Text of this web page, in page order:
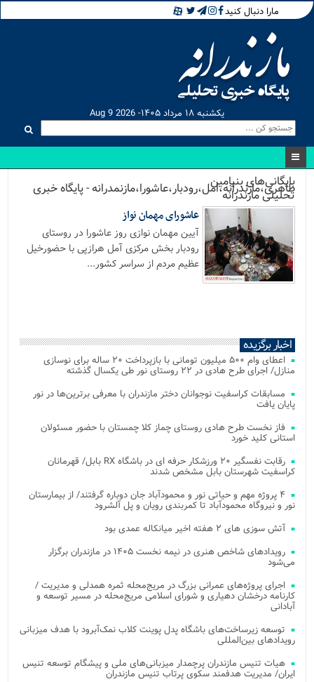
مارا دنبال کنید
یکشنبه ۱۸ مرداد ۱۴۰۵- Aug 9 2026
بایگانی‌های بنیامین
طاهری،مازندرانه،امل،رودبار،عاشورا،مازنمدرانه - پایگاه خبری
تحلیلی مازندرانه
عاشورای مهمان نواز
آیین مهمان نوازی روز عاشورا در روستای
رودبار بخش مرکزی آمل هرازپی با حضورخیل
عظیم مردم از سراسر کشور...
اخبار برگزیده
اعطای وام ۵۰۰ میلیون تومانی با بازپرداخت ۲۰ ساله برای نوسازی
منازل/ اجرای طرح هادی در ۲۲ روستای نور طی یکسال گذشته
مسابقات کراسفیت نوجوانان دختر مازندران با معرفی برترین‌ها در نور
پایان یافت
فاز نخست طرح هادی روستای چماز کلا چمستان با حضور مسئولان
استانی کلید خورد
رقابت نفسگیر ۲۰ ورزشکار حرفه ای در باشگاه RX بابل/ قهرمانان
کراسفیت شهرستان بابل مشخص شدند
۴ پروژه مهم و حیاتی نور و محمودآباد جان دوباره گرفتند/ از بیمارستان
نور و نیروگاه محمودآباد تا کمربندی رویان و پل آلشرود
آتش‌ سوزی‌ های ۲ هفته اخیر میانکاله عمدی بود
رویدادهای شاخص هنری در نیمه نخست ۱۴۰۵ در مازندران برگزار
می‌شود
اجرای پروژه‌های عمرانی بزرگ در مریج‌محله ثمره همدلی و مدیریت /
کارنامه درخشان دهیاری و شورای اسلامی مریج‌محله در مسیر توسعه و
آبادانی
توسعه زیرساخت‌های باشگاه پدل پوینت کلاب نمک‌آبرود با هدف میزبانی
رویدادهای بین‌المللی
هیات تنیس مازندران پرچمدار میزبانی‌های ملی و پیشگام توسعه تنیس
ایران/ مدیریت هدفمند سکوی پرتاب تنیس مازندران